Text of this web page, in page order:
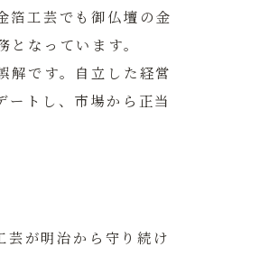
箔工芸でも御仏壇の金
なっています。
解です。自立した経営
ートし、市場から正当
が明治から守り続け